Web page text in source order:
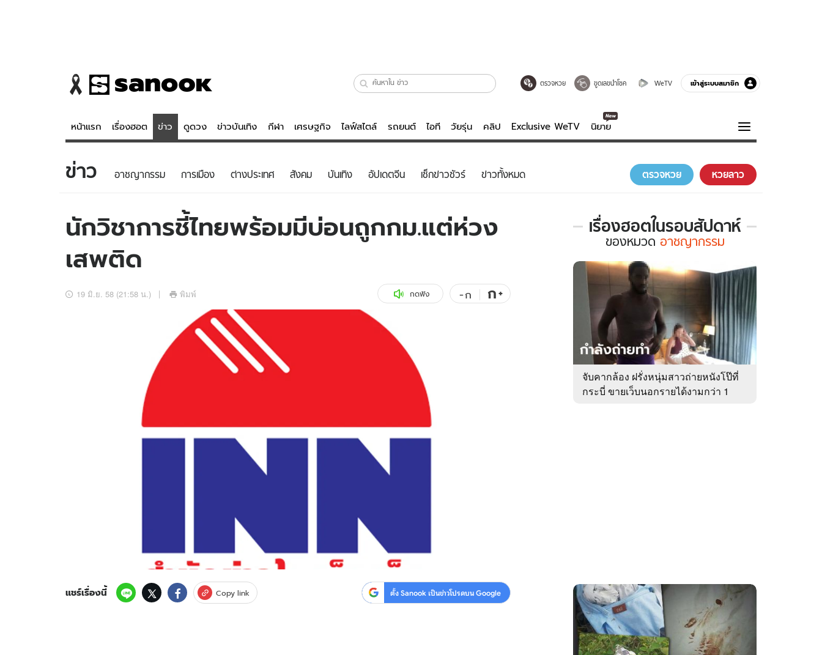
ตรวจหวย ขูดเลขนำโชค WeTV เข้าสู่ระบบสมาชิก
หน้าแรก เรื่องฮอต ข่าว ดูดวง ข่าวบันเทิง กีฬา เศรษฐกิจ ไลฟ์สไตล์ รถยนต์ ไอที วัยรุ่น คลิป Exclusive WeTV นิยาย
ข่าว
ข่าวบันเทิง
ข่าวกีฬา
ข่าวเศรษฐกิจ
อัปเดตจีน
ดูดวง - ตรวจหวย
สถิติหวยไทย
ไลฟ์สไตล์
วัยรุ่น
สุขภาพ
เที่ยว-กิน
Tasteful Thailand
Sanook Choice
บันเทิงครบรส
ดูทีวี
ความรู้รอบตัว
ฮาวทู
ดาวน์โหลดสนุกแอปฟรี
บริษัท อิมเมจ ฟิวเจอร์ (ประเทศไทย) จำกัด
ข่าว อาชญากรรม การเมือง ต่างประเทศ สังคม บันเทิง อัปเดตจีน เช็กข่าวชัวร์ ข่าวทั้งหมด ตรวจหวย หวยลาว
นักวิชาการชี้ไทยพร้อมมีบ่อนถูกกม.แต่ห่วง
เสพติด
19 มิ.ย. 58 (21:58 น.) พิมพ์ กดฟัง -ก ก+
แชร์เรื่องนี้ Copy link ตั้ง Sanook เป็นข่าวโปรดบน Google
เรื่องฮอตในรอบสัปดาห์
เรื่อง
ใน
รอบ
สัปดาห์
หมวด
อาชญากรรม
ของหมวด อาชญากรรม
จับคากล้อง ฝรั่งหนุ่มสาวถ่ายหนังโป๊ที่
กระบี่ ขายเว็บนอกรายได้งามกว่า 1